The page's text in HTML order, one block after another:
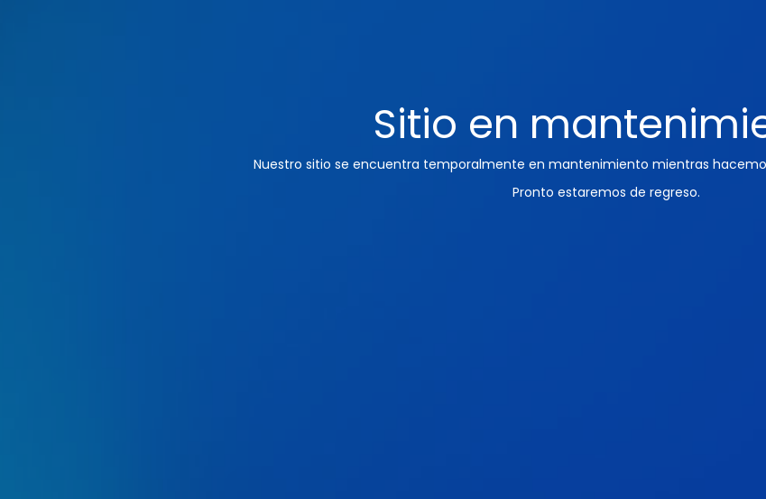
Sitio en
Nuestro sitio se encuentra temporalmente en mantenimiento mientras
Pronto estaremos de regreso.